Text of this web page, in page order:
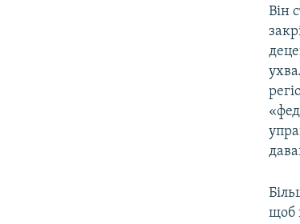
Він
щоб